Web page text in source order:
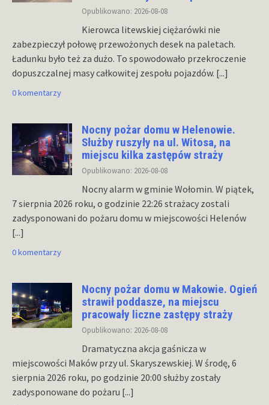
Opublikowano: 2026-08-08
Kierowca litewskiej ciężarówki nie
zabezpieczył połowę przewożonych desek na paletach.
Ładunku było też za dużo. To spowodowało przekroczenie
dopuszczalnej masy całkowitej zespołu pojazdów. [...]
0 komentarzy
Nocny pożar domu w Helenowie.
Służby ruszyły na ul. Witosa, na
miejscu kilka zastępów straży
Opublikowano: 2026-08-08
Nocny alarm w gminie Wołomin. W piątek,
7 sierpnia 2026 roku, o godzinie 22:26 strażacy zostali
zadysponowani do pożaru domu w miejscowości Helenów
[...]
0 komentarzy
Nocny pożar domu w Makowie. Ogień
strawił poddasze, na miejscu
pracowały liczne zastępy straży
Opublikowano: 2026-08-08
Dramatyczna akcja gaśnicza w
miejscowości Maków przy ul. Skaryszewskiej. W środę, 6
sierpnia 2026 roku, po godzinie 20:00 służby zostały
zadysponowane do pożaru [...]